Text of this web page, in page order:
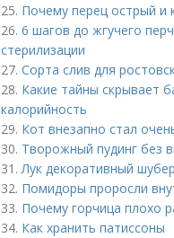
25. Почему перец острый и
26. 6 шагов до жгучего
стерилизации
27. Сорта слив для
28. Какие тайны скрывает
калорийность
29. Кот внезапно стал
30. Творожный пудинг без
31.Лук декоративный
32. Помидоры проросли
33. Почему горчица плохо
34. Как хранить патиссоны